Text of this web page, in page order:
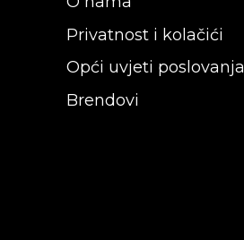
Privatnost i kolačići
Opći uvjeti poslovanja
Brendovi